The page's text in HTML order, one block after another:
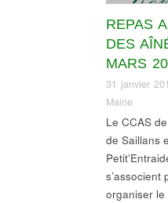
REPAS
DES
MARS
31 janvier
Mairie
sociale
Le CCAS
de Saillans
s’associent
organiser le